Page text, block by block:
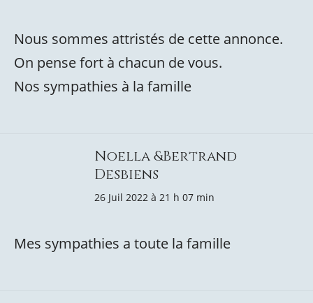
Nous sommes attristés de cette annonce.
On pense fort à chacun de vous.
Nos sympathies à la famille
Noella &Bertrand
Desbiens
26 Juil 2022 à 21 h 07 min
Mes sympathies a toute la famille